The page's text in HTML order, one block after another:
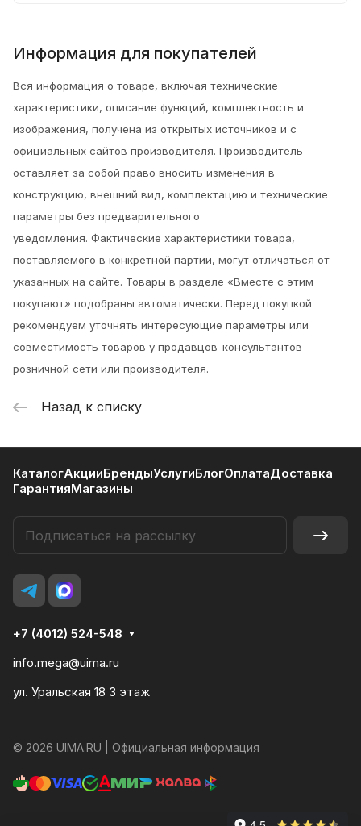
Информация для покупателей
Вся информация о товаре, включая технические
характеристики, описание функций, комплектность и
изображения, получена из открытых источников и с
официальных сайтов производителя. Производитель
оставляет за собой право вносить изменения в
конструкцию, внешний вид, комплектацию и технические
параметры без предварительного
уведомления. Фактические характеристики товара,
поставляемого в конкретной партии, могут отличаться от
указанных на сайте. Товары в разделе «Вместе с этим
покупают» подобраны автоматически. Перед покупкой
рекомендуем уточнять интересующие параметры или
совместимость товаров у продавцов-консультантов
розничной сети или производителя.
Назад к списку
КаталогАкцииБрендыУслугиБлогОплатаДоставка
ГарантияМагазины
+7 (4012) 524-548
info.mega@uima.ru
ул. Уральская 18 3 этаж
© 2026 UIMA.RU | Официальная информация